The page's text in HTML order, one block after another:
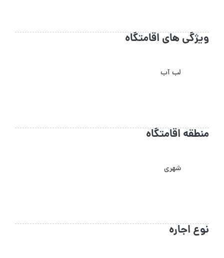
ویژگی های اقامتگاه
لب آب
منطقه اقامتگاه
شهری
نوع اجاره